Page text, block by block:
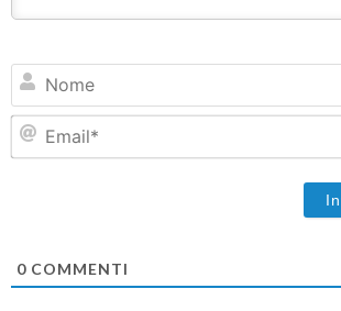
0 COMMENTI